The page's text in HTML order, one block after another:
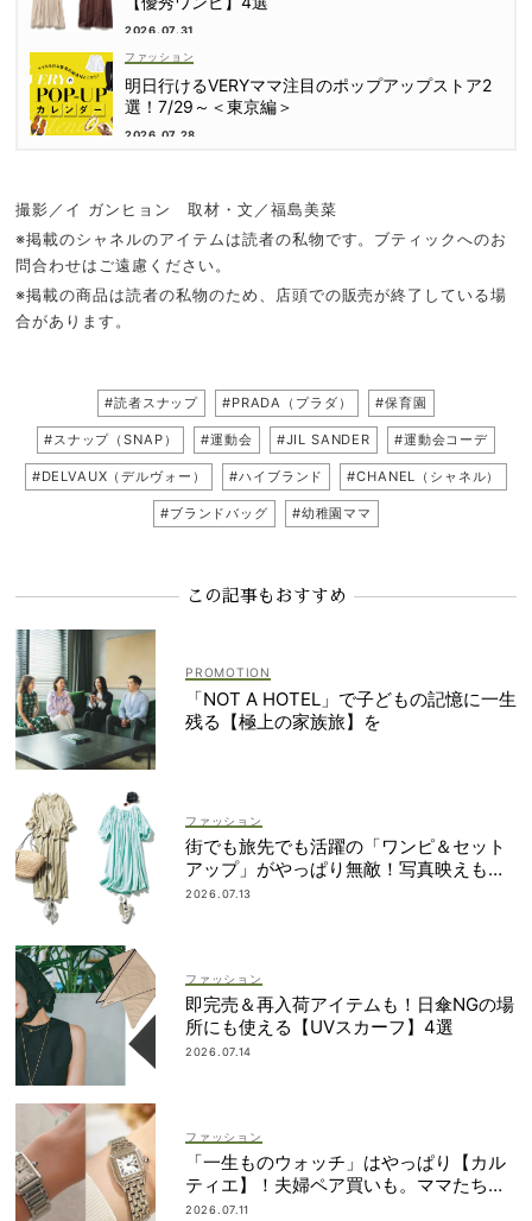
2026.07.31
ファッション
明日行けるVERYママ注目のポップアップストア2
選！7/29～＜東京編＞
2026.07.28
撮影／イ ガンヒョン 取材・文／福島美菜
※掲載のシャネルのアイテムは読者の私物です。ブティックへのお
問合わせはご遠慮ください。
※掲載の商品は読者の私物のため、店頭での販売が終了している場
合があります。
#読者スナップ #PRADA（プラダ） #保育園
#スナップ（SNAP） #運動会 #JIL SANDER #運動会コーデ
#DELVAUX（デルヴォー） #ハイブランド #CHANEL（シャネル）
#ブランドバッグ #幼稚園ママ
この記事もおすすめ
「NOT A HOTEL」で子どもの記憶に一生
残る【極上の家族旅】を
ファッション
街でも旅先でも活躍の「ワンピ＆セット
アップ」がやっぱり無敵！写真映えも着
回し力も◎
2026.07.13
ファッション
即完売＆再入荷アイテムも！日傘NGの場
所にも使える【UVスカーフ】4選
2026.07.14
ファッション
「一生ものウォッチ」はやっぱり【カル
ティエ】！夫婦ペア買いも。ママたちが
リアルに選んだモデル
2026.07.11